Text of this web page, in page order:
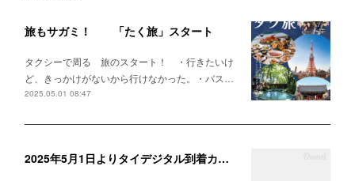
旅もサガミ！ 「たく旅」スタート
タクシーで周る 旅のスタート！ ・行きたいけ
ど、きっかけがないから行けなかった。・バス…
2025.05.01 08:47
2025年5月1日よりタイデジタル到着カード（TDAC）開始のお知らせ